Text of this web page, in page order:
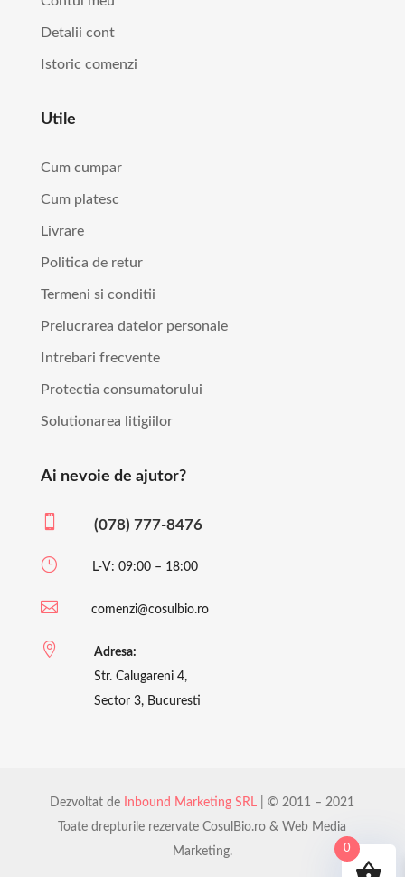
Detalii cont
Istoric comenzi
Utile
Cum cumpar
Cum platesc
Livrare
Politica de retur
Termeni si conditii
Prelucrarea datelor personale
Intrebari frecvente
Protectia consumatorului
Solutionarea litigiilor
Ai nevoie de ajutor?
 (078) 777-8476
} L-V: 09:00 – 18:00
 comenzi@cosulbio.ro

Adresa:
Str. Calugareni 4,
Sector 3, Bucuresti
Dezvoltat de Inbound Marketing SRL | © 2011 – 2021
Toate drepturile rezervate CosulBio.ro & Web Media
Marketing.
0